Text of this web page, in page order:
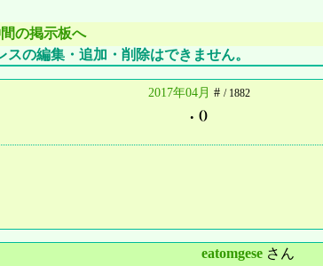
の掲示板へ
の編集・追加・削除はできません。
2017年04月 # / 1882
. ()
eatomgeseさん